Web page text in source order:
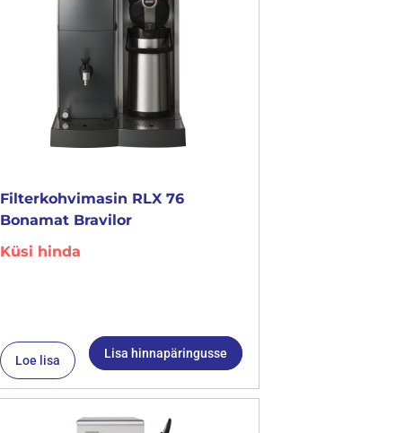
Filterkohvimasin RLX 76
Bonamat Bravilor
Küsi hinda
Loe lisa Lisa hinnapäringusse